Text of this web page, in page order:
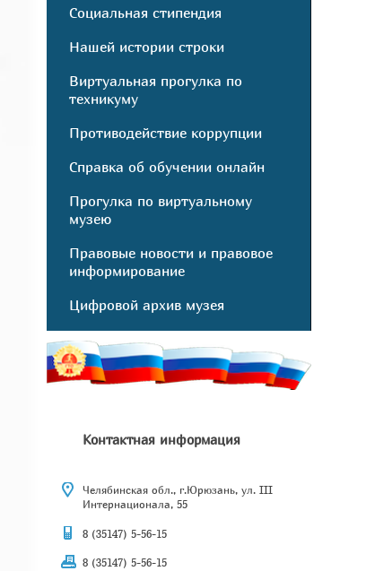
Социальная стипендия
Нашей истории строки
Виртуальная прогулка по
техникуму
Противодействие коррупции
Справка об обучении онлайн
Прогулка по виртуальному
музею
Правовые новости и правовое
информирование
Цифровой архив музея
Контактная информация
Челябинская обл., г.Юрюзань, ул. III
Интернационала, 55
8 (35147) 5-56-15
8 (35147) 5-56-15